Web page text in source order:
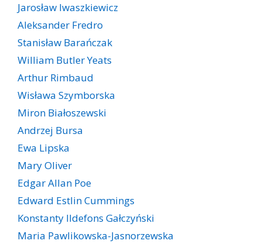
Jarosław Iwaszkiewicz
Aleksander Fredro
Stanisław Barańczak
William Butler Yeats
Arthur Rimbaud
Wisława Szymborska
Miron Białoszewski
Andrzej Bursa
Ewa Lipska
Mary Oliver
Edgar Allan Poe
Edward Estlin Cummings
Konstanty Ildefons Gałczyński
Maria Pawlikowska-Jasnorzewska